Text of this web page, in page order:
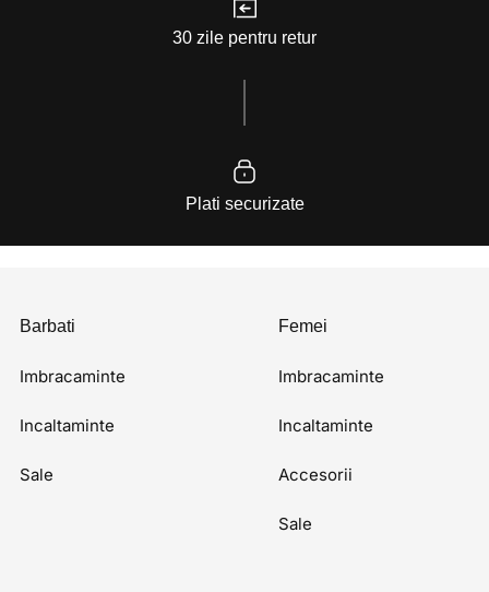
30 zile pentru retur
Plati securizate
Barbati
Imbracaminte
Incaltaminte
Sale
Femei
Imbracaminte
Incaltaminte
Accesorii
Sale